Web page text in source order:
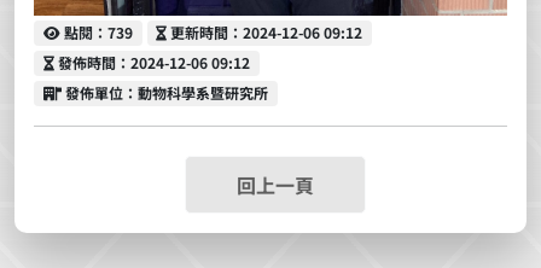
點閱
點閱：739 更新時間
更新時間：2024-12-06 09:12
發佈時間
發佈時間：2024-12-06 09:12
發佈單位
發佈單位：動物科學系暨研究所
回上一頁